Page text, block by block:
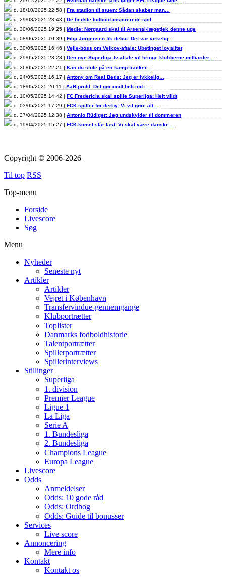
d. 18/10/2025 22:58 | Fra stadion til stuen: Sådan skaber man…
d. 29/08/2025 23:43 | De bedste fodbold-inspirerede spil
d. 30/06/2025 19:25 | Medie: Nørgaard skal til Arsenal-lægetjek denne uge
d. 08/06/2025 10:39 | Filip Jørgensen fik debut: Det var virkelig…
d. 30/05/2025 16:46 | Vejle-boss om Velkov-aftale: Ubetinget loyalitet
d. 29/05/2025 23:23 | Den nye Superliga-tv-aftale vil bringe klubberne milliarder…
d. 26/05/2025 22:21 | Kan du stole på en kamp tracker…
d. 24/05/2025 16:17 | Antony om Real Betis: Jeg er lykkelig…
d. 18/05/2025 20:11 | AaB-profil: Det gør ondt helt ind i…
d. 10/05/2025 14:42 | FC Fredericia skal spille Superliga: Helt vildt
d. 03/05/2025 17:29 | FCK-spiller før derby: Vi vil gøre alt…
d. 27/04/2025 12:38 | Antonio Rüdiger: Jeg undskylder til dommeren
d. 19/04/2025 15:27 | FCK-komet slår fast: Vi skal være danske…
Copyright © 2006-2026
Til top RSS
Top-menu
Forside
Livescore
Søg
Menu
Nyheder
Seneste nyt
Artikler
Artikler
Vejret i København
Transfervindue-gennemgange
Klubportrætter
Toplister
Danmarks fodboldhistorie
Talentportrætter
Spillerportrætter
Spillerinterviews
Stillinger
Superliga
1. division
Premier League
Ligue 1
La Liga
Serie A
1. Bundesliga
2. Bundesliga
Champions League
Europa League
Livescore
Odds
Anmeldelser
Odds: 10 gode råd
Odds: Ordbog
Odds: Guide til bonusser
Services
Live score
Annoncering
Mere info
Kontakt
Kontakt os